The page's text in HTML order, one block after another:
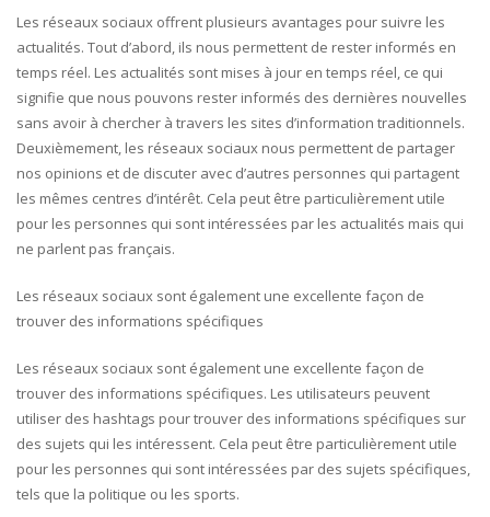
Les réseaux sociaux offrent plusieurs avantages pour suivre les
actualités. Tout d’abord, ils nous permettent de rester informés en
temps réel. Les actualités sont mises à jour en temps réel, ce qui
signifie que nous pouvons rester informés des dernières nouvelles
sans avoir à chercher à travers les sites d’information traditionnels.
Deuxièmement, les réseaux sociaux nous permettent de partager
nos opinions et de discuter avec d’autres personnes qui partagent
les mêmes centres d’intérêt. Cela peut être particulièrement utile
pour les personnes qui sont intéressées par les actualités mais qui
ne parlent pas français.
Les réseaux sociaux sont également une excellente façon de
trouver des informations spécifiques
Les réseaux sociaux sont également une excellente façon de
trouver des informations spécifiques. Les utilisateurs peuvent
utiliser des hashtags pour trouver des informations spécifiques sur
des sujets qui les intéressent. Cela peut être particulièrement utile
pour les personnes qui sont intéressées par des sujets spécifiques,
tels que la politique ou les sports.